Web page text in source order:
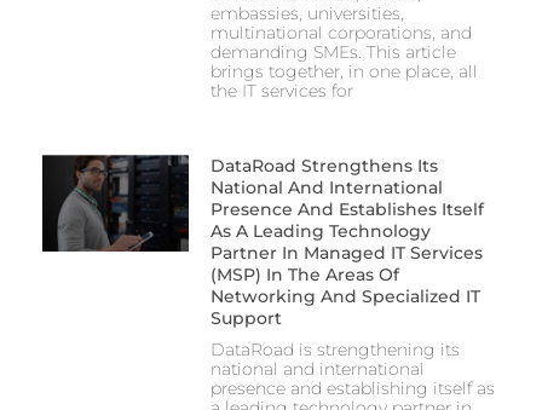
embassies, universities,
multinational corporations, and
demanding SMEs. This article
brings together, in one place, all
the IT services for
DataRoad Strengthens Its
National And International
Presence And Establishes Itself
As A Leading Technology
Partner In Managed IT Services
(MSP) In The Areas Of
Networking And Specialized IT
Support
DataRoad is strengthening its
national and international
presence and establishing itself as